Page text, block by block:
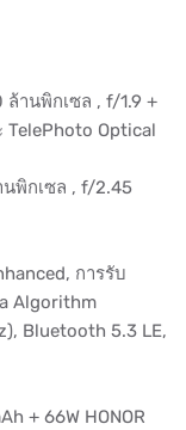
ล้านพิกเซล , f/1.9 +
Optical
นพิกเซล , f/2.45
การรับ
Algorithm
Bluetooth 5.3 LE,
+ 66W HONOR